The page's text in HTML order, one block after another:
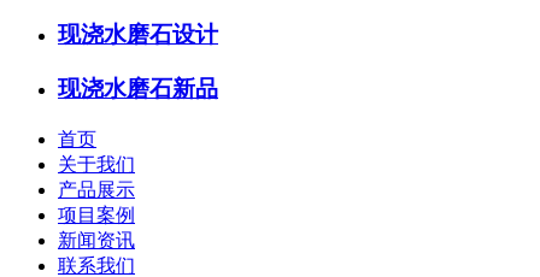
现浇水磨石设计
现浇水磨石新品
首页
关于我们
产品展示
项目案例
新闻资讯
联系我们